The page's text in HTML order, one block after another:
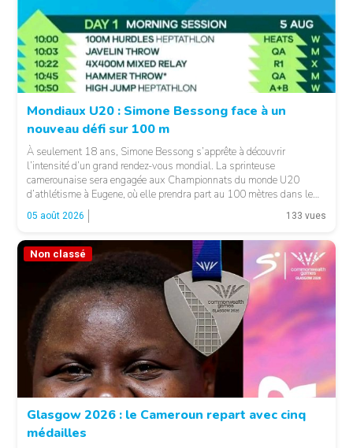
Mondiaux U20 : Simone Bessong face à un
nouveau défi sur 100 m
À seulement 18 ans, Simone Bessong s’apprête à découvrir
l’intensité d’un grand rendez-vous mondial. La sprinteuse
camerounaise sera engagée aux Championnats du monde U20
d’athlétisme à Eugene, où elle prendra part au 100 mètres dans le
heat 7. Pour son entrée en lice, la jeune Camerounaise devra se
mesurer à une concurrence relevée. Une première […]
05 août 2026 133 vues
Non classé
Glasgow 2026 : le Cameroun repart avec cinq
médailles